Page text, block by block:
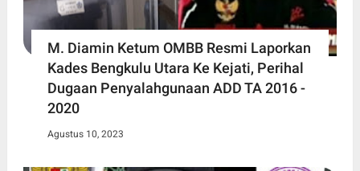
M. Diamin Ketum OMBB Resmi Laporkan
Kades Bengkulu Utara Ke Kejati, Perihal
Dugaan Penyalahgunaan ADD TA 2016 -
2020
Agustus 10, 2023